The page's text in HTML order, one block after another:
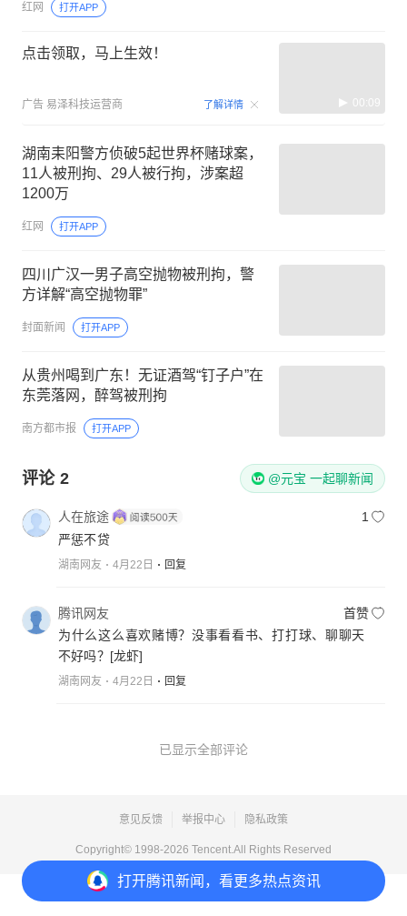
打开腾讯新闻，看更多热点资讯
红网 打开APP
点击领取，马上生效！
广告 易泽科技运营商 了解详情 00:09
湖南耒阳警方侦破5起世界杯赌球案，
11人被刑拘、29人被行拘，涉案超
1200万
红网 打开APP
四川广汉一男子高空抛物被刑拘，警
方详解“高空抛物罪”
封面新闻 打开APP
从贵州喝到广东！无证酒驾“钉子户”在
东莞落网，醉驾被刑拘
南方都市报 打开APP
评论 2 @元宝 一起聊新闻
人在旅途
1
严惩不贷
湖南网友 4月22日 回复
腾讯网友
首赞
为什么这么喜欢赌博？没事看看书、打打球、聊聊天
不好吗？ [龙虾]
湖南网友 4月22日 回复
已显示全部评论
意见反馈 举报中心 隐私政策
Copyright© 1998-2026 Tencent.All Rights Reserved